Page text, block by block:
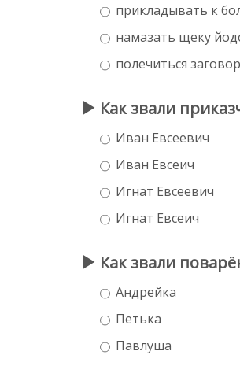
прикладывать к
намазать щеку
полечиться
Как звали
Иван Евсеевич
Иван Евсеич
Игнат Евсеевич
Игнат Евсеич
Как звали
Андрейка
Петька
Павлуша